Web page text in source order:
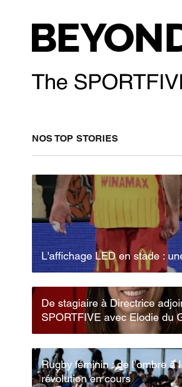
NOS TOP STORIES
L'affichage LED en stade :
De stagiaire à Directrice
SPORTFIVE avec Elodie du
Rugby féminin : de l’ombre à
révolution en cours